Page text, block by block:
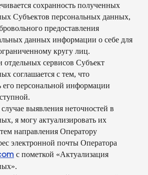
сохранность полученных
Субъектов персональных данных,
предоставления
данных информации о себе для
кругу лиц.
отдельных сервисов Субъект
соглашается с тем, что
его персональной информации
выявления неточностей в
я могу актуализировать их
направления Оператору
электронной почты Оператора
с пометкой «Актуализация
г. сочи, ул.